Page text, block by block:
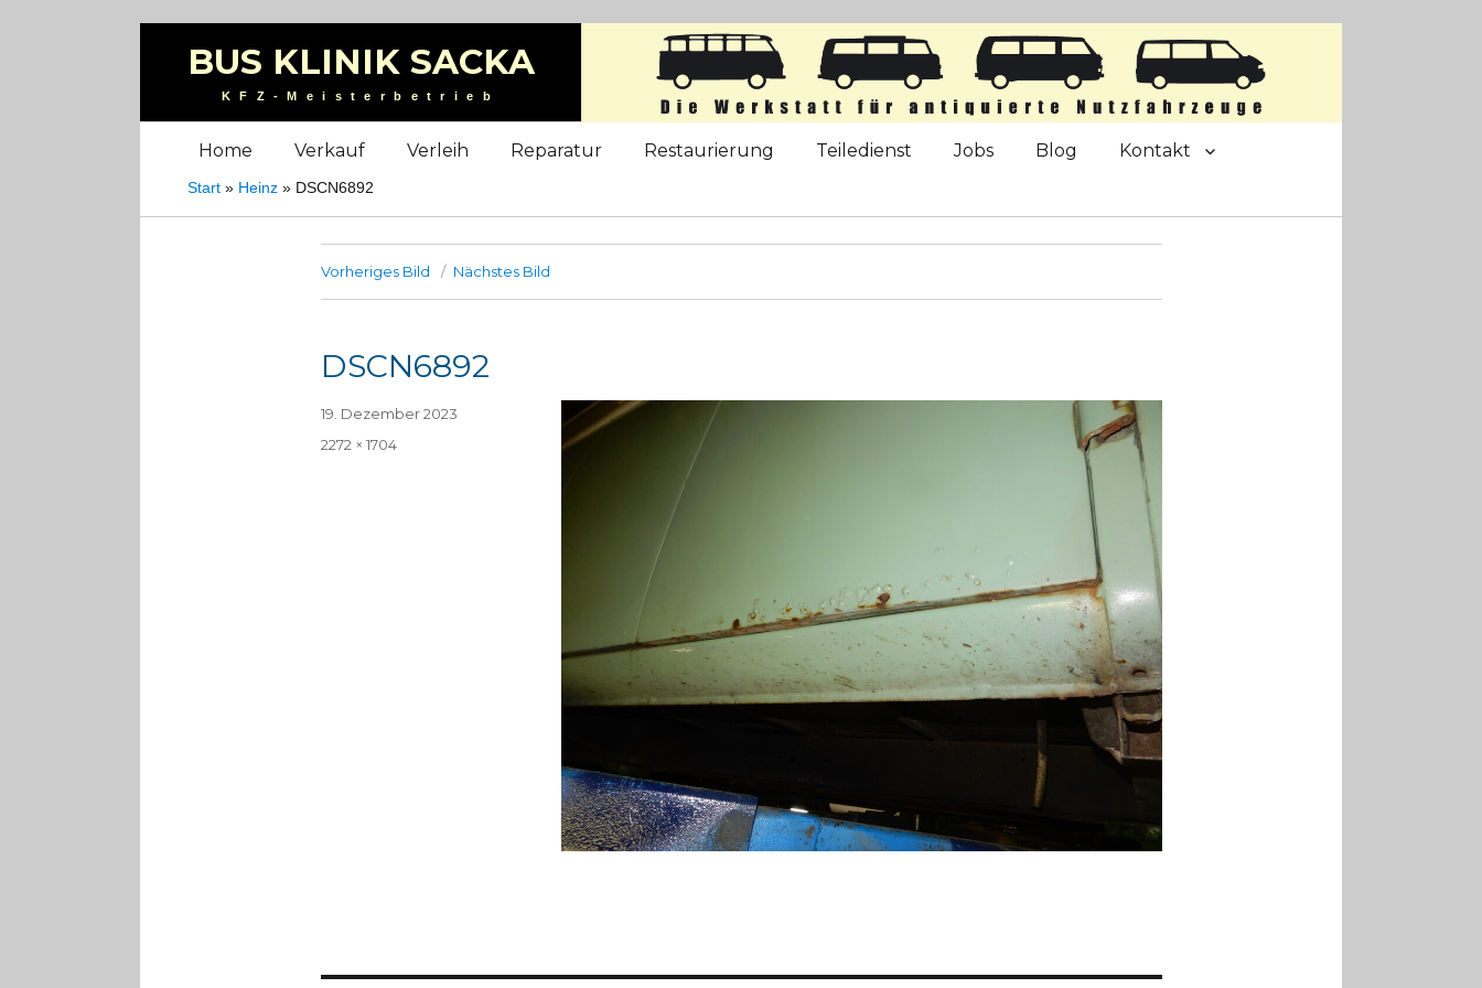
BUS KLINIK SACKA
KFZ-Meisterbetrieb
Home Verkauf Verleih Reparatur Restaurierung Teiledienst Jobs Blog Kontakt
Start » Heinz » DSCN6892
Vorheriges Bild Nächstes Bild
DSCN6892
Veröffentlicht
19. Dezember 2023
Volle
2272 × 1704